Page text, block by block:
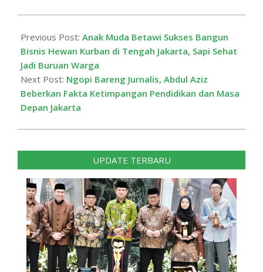
Beberkan Fakta Ketimpangan Pendidikan dan Masa
UPDATE TERBARU
Tutup MTQ Piala Gubernur DKI 2026,
Pramono Anung Sebut Talenta Qur’ani
Bermunculan dari Seluruh Jakarta
BY: HELMI AUDIA ON: AGUSTUS 8, 2026